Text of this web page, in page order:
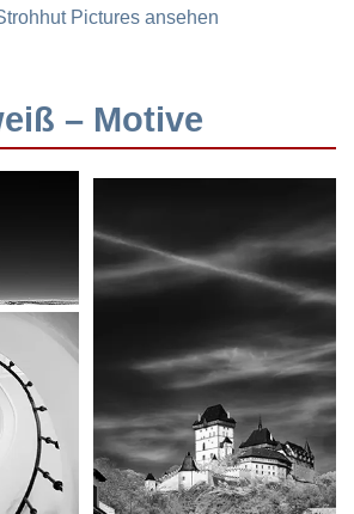
Pictures ansehen
– Motive